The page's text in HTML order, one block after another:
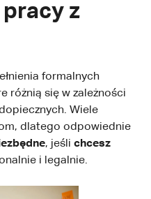
z
formalnych
różnią się w zależności
Wiele
dlatego odpowiednie
, jeśli chcesz
i legalnie.